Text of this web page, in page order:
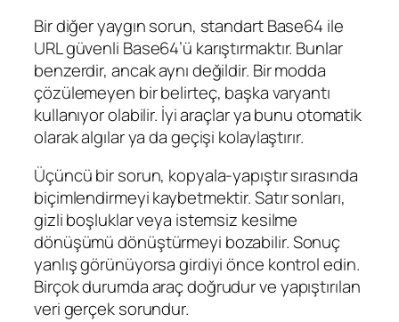
Bir diğer yaygın sorun, standart Base64 ile
URL güvenli Base64’ü karıştırmaktır. Bunlar
benzerdir, ancak aynı değildir. Bir modda
çözülemeyen bir belirteç, başka varyantı
kullanıyor olabilir. İyi araçlar ya bunu otomatik
olarak algılar ya da geçişi kolaylaştırır.
Üçüncü bir sorun, kopyala-yapıştır sırasında
biçimlendirmeyi kaybetmektir. Satır sonları,
gizli boşluklar veya istemsiz kesilme
dönüşümü dönüştürmeyi bozabilir. Sonuç
yanlış görünüyorsa girdiyi önce kontrol edin.
Birçok durumda araç doğrudur ve yapıştırılan
veri gerçek sorundur.